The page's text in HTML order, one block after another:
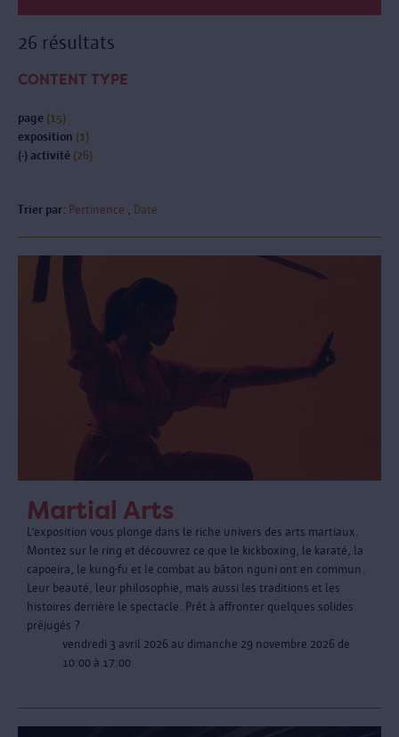
26 résultats
CONTENT TYPE
page (15)
exposition (1)
(-) activité (26)
Trier par: Pertinence Date
Martial Arts
L’exposition vous plonge dans le riche univers des arts martiaux.
Montez sur le ring et découvrez ce que le kickboxing, le karaté, la
capoeira, le kung-fu et le combat au bâton nguni ont en commun.
Leur beauté, leur philosophie, mais aussi les traditions et les
histoires derrière le spectacle. Prêt à affronter quelques solides
préjugés ?
vendredi 3 avril 2026 au dimanche 29 novembre 2026 de
10:00 à 17:00